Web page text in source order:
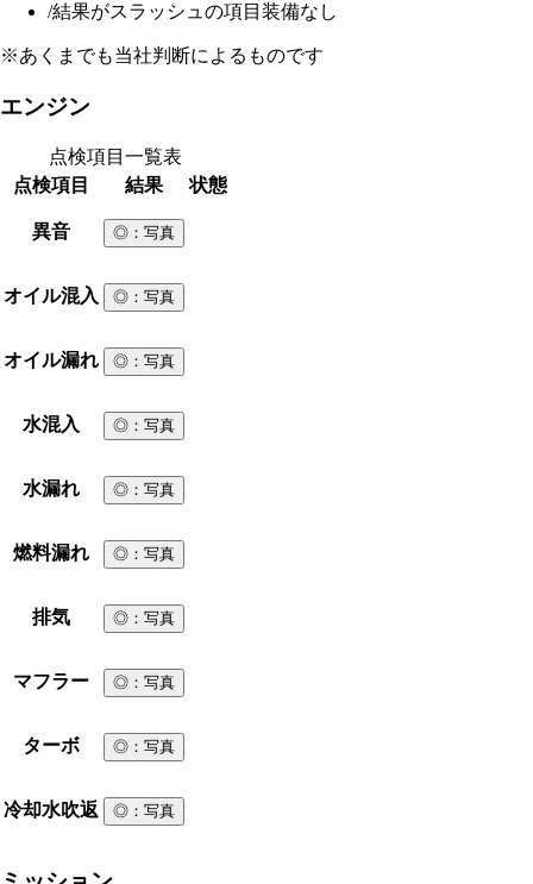
/結果がスラッシュの項目 装備なし
※あくまでも当社判断によるものです
エンジン
点検項目一覧表
点検項目
結果 状態
異音 ◎ ：写真
オイル混入 ◎ ：写真
オイル漏れ ◎ ：写真
水混入 ◎ ：写真
水漏れ ◎ ：写真
燃料漏れ ◎ ：写真
排気 ◎ ：写真
マフラー ◎ ：写真
ターボ ◎ ：写真
冷却水吹返 ◎ ：写真